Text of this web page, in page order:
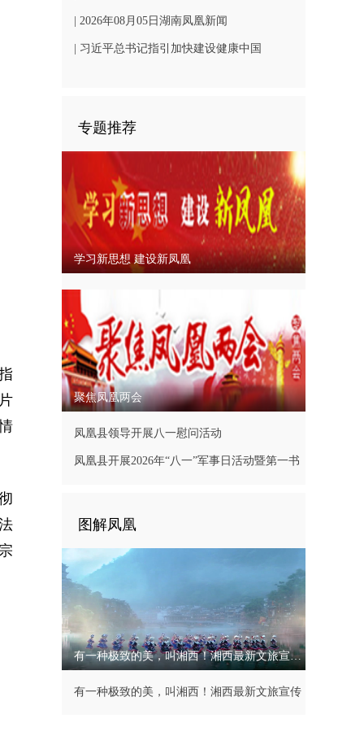
凤凰文旅发展
| 2026年08月05日湖南凤凰新闻
| 习近平总书记指引加快建设健康中国
专题推荐
学习新思想 建设新凤凰
聚焦凤凰两会
凤凰县领导开展八一慰问活动
凤凰县开展2026年“八一”军事日活动暨第一书
图解凤凰
有一种极致的美，叫湘西！湘西最新文旅宣传片
有一种极致的美，叫湘西！湘西最新文旅宣传